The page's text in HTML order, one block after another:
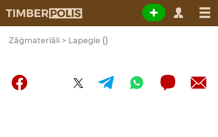
Zāģmateriāli > Lapegle ()